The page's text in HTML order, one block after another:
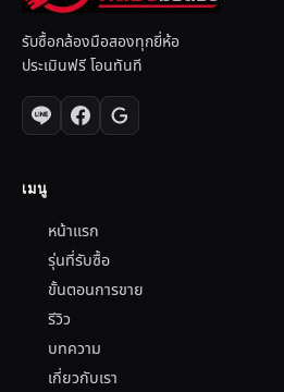
รับซื้อกล้องมือสองทุกยี่ห้อ
ประเมินฟรี โอนทันที
เมนู
หน้าแรก
รุ่นที่รับซื้อ
ขั้นตอนการขาย
รีวิว
บทความ
เกี่ยวกับเรา